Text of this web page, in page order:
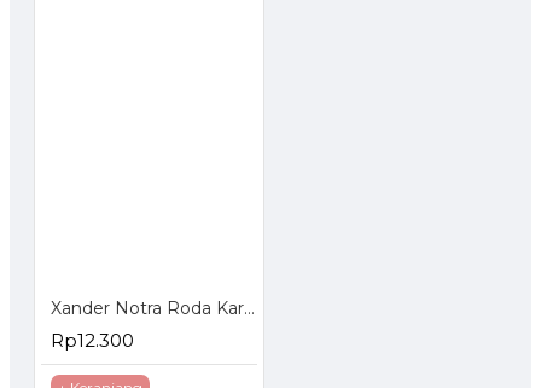
Xander Notra Roda Karet Mati 3 inch - Roda Karet Troli Trolley Trolly
Rp12.300